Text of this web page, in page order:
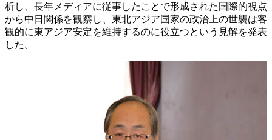
析し、長年メディアに従事したことで形成された国際的視点
から中日関係を観察し、東北アジア国家の政治上の世襲は客
観的に東アジア安定を維持するのに役立つという見解を発表
した。